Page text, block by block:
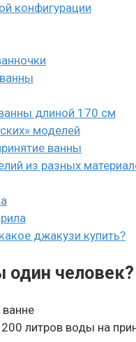
конфигурации
длиной 170 см
моделей
ванны
из разных
джакузи купить?
один человек?
литров воды на